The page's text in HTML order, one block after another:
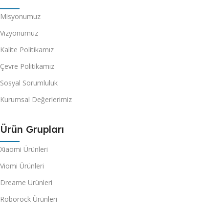
Misyonumuz
Vizyonumuz
Kalite Politikamız
Çevre Politikamız
Sosyal Sorumluluk
Kurumsal Değerlerimiz
Ürün Grupları
Xiaomi Ürünleri
Viomi Ürünleri
Dreame Ürünleri
Roborock Ürünleri